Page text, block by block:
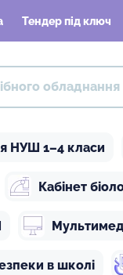
Тендер під ключ
НУШ 1–4 класи
Кабінет
в школі